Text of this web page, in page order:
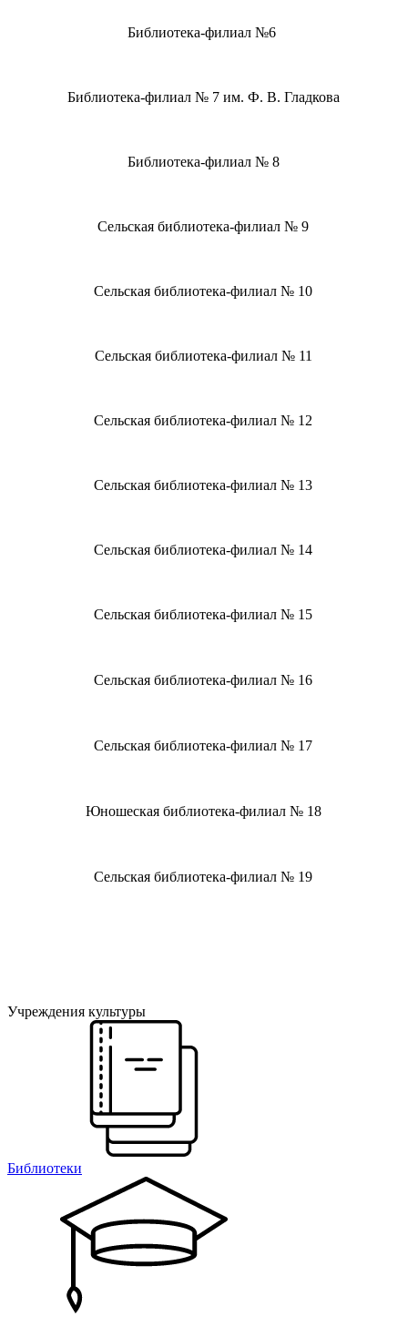
Библиотека-филиал №6
Библиотека-филиал № 7 им. Ф. В. Гладкова
Библиотека-филиал № 8
Сельская библиотека-филиал № 9
Сельская библиотека-филиал № 10
Сельская библиотека-филиал № 11
Сельская библиотека-филиал № 12
Сельская библиотека-филиал № 13
Сельская библиотека-филиал № 14
Сельская библиотека-филиал № 15
Сельская библиотека-филиал № 16
Сельская библиотека-филиал № 17
Юношеская библиотека-филиал № 18
Сельская библиотека-филиал № 19
Учреждения культуры
Библиотеки